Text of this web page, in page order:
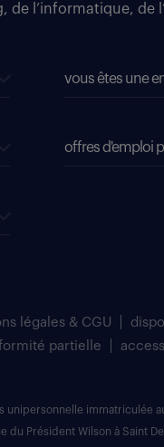
de l’informatique,
vous êtes une
offres d'emploi
légales & CGU
partielle
unipersonnelle immatriculée
du Président Wilson à Saint